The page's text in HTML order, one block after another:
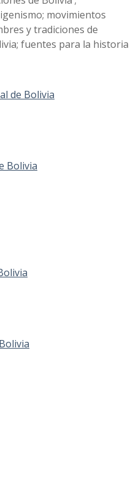
movimientos
y tradiciones de
fuentes para la historia
de Bolivia
Bolivia